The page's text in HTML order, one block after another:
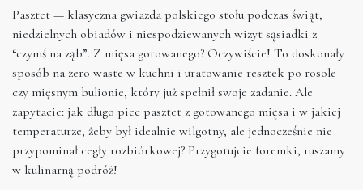
Pasztet — klasyczna gwiazda polskiego stołu podczas świąt,
niedzielnych obiadów i niespodziewanych wizyt sąsiadki z
“czymś na ząb”. Z mięsa gotowanego? Oczywiście! To doskonały
sposób na zero waste w kuchni i uratowanie resztek po rosole
czy mięsnym bulionie, który już spełnił swoje zadanie. Ale
zapytacie: jak długo piec pasztet z gotowanego mięsa i w jakiej
temperaturze, żeby był idealnie wilgotny, ale jednocześnie nie
przypominał cegły rozbiórkowej? Przygotujcie foremki, ruszamy
w kulinarną podróż!